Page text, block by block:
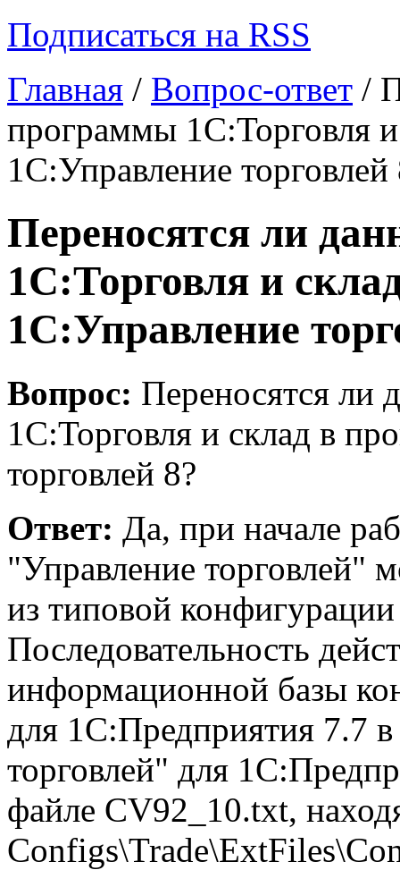
Подписаться на RSS
Главная / Вопрос-ответ /
программы 1С:Торговля
1С:Управление торговлей
Переносятся ли
1С:Торговля и
1С:Управление
Вопрос: Переносятся ли
1С:Торговля и склад в
торговлей 8?
Ответ: Да, при начале
"Управление торговлей"
из типовой
Последовательность
информационной базы
для 1С:Предприятия 7.7
торговлей" для
файле CV92_10.txt,